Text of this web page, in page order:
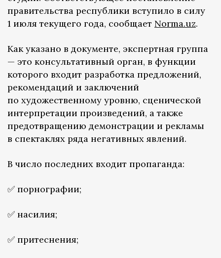
правительства республики вступило в силу
1 июля текущего года, сообщает Norma.uz.
Как указано в документе, экспертная группа
— это консультативный орган, в функции
которого входит разработка предложений,
рекомендаций и заключений
по художественному уровню, сценической
интерпретации произведений, а также
предотвращению демонстрации и рекламы
в спектаклях ряда негативных явлений.
В число последних входит пропаганда:
✅ порнографии;
✅ насилия;
✅ притеснения;